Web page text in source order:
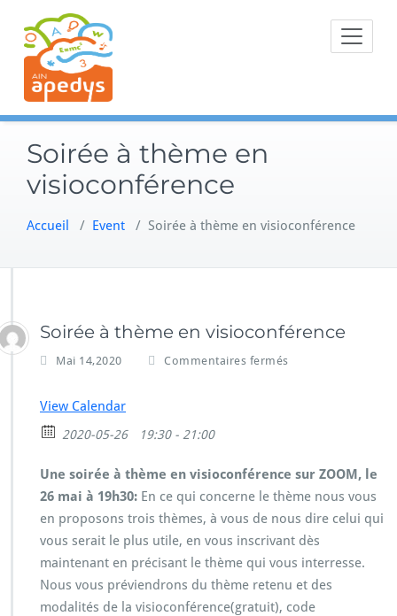
content
Soirée à thème en
visioconférence
Accueil / Event / Soirée à thème en visioconférence
Soirée à thème en visioconférence
Mai 14,2020 Commentaires fermés
é
e
à
t
è
m
e
View Calendar
2020-05-26 19:30 - 21:00
Une soirée à thème en visioconférence sur ZOOM, le
26 mai à 19h30: En ce qui concerne le thème nous vous
en proposons trois thèmes, à vous de nous dire celui qui
vous serait le plus utile, en vous inscrivant dès
maintenant en précisant le thème qui vous interresse.
Nous vous préviendrons du thème retenu et des
modalités de la visioconférence(gratuit), code